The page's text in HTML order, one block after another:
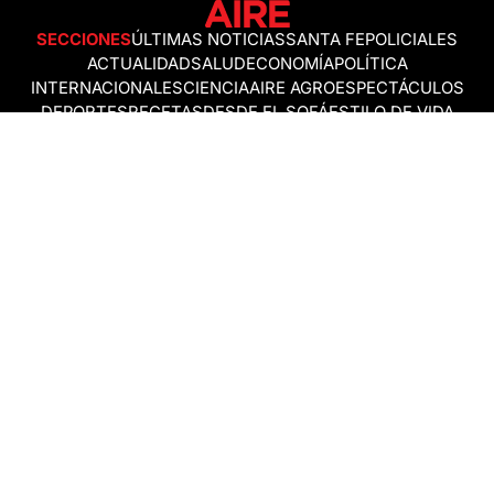
SECCIONESÚLTIMAS NOTICIASSANTA FEPOLICIALES
ACTUALIDADSALUDECONOMÍAPOLÍTICA
INTERNACIONALESCIENCIAAIRE AGROESPECTÁCULOS
DEPORTESRECETASDESDE EL SOFÁESTILO DE VIDA